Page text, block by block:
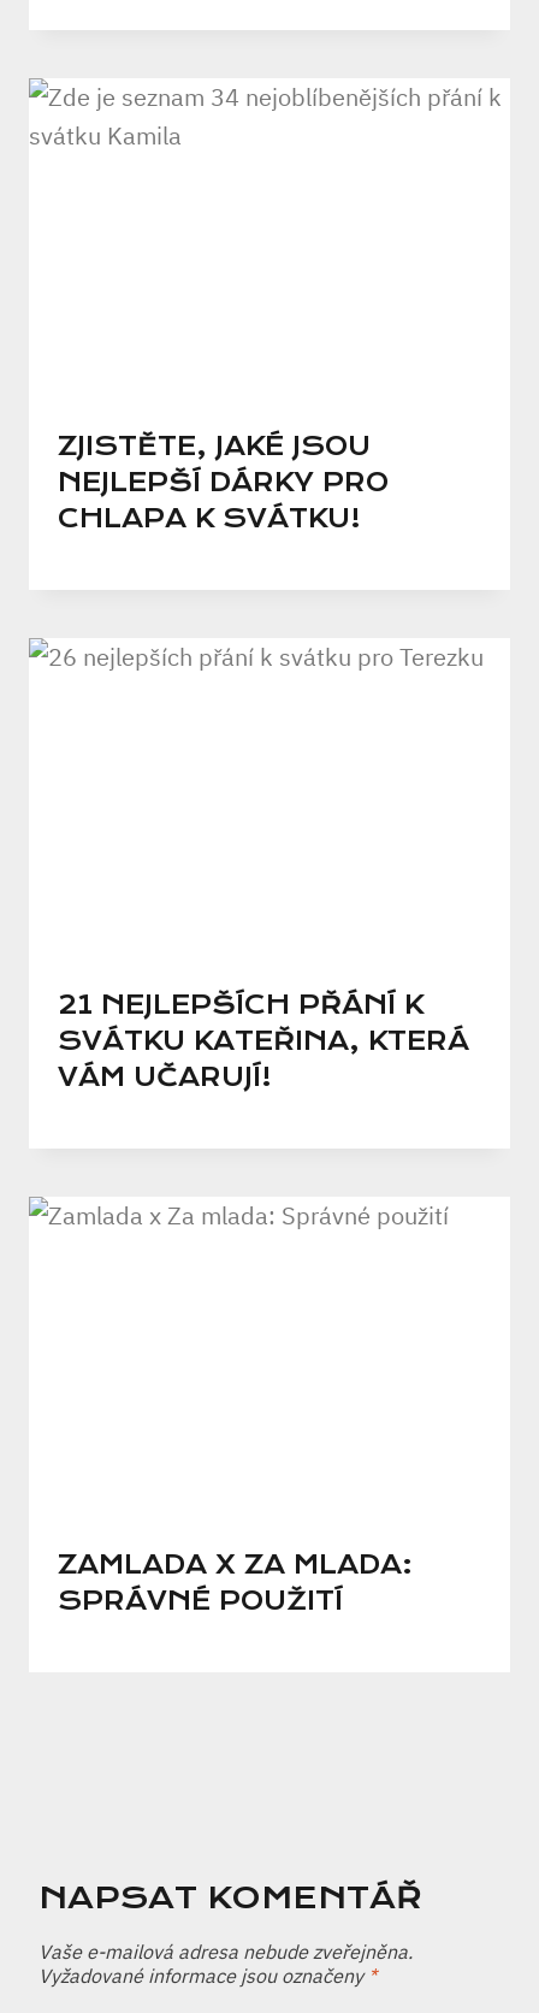
ZJISTĚTE, JAKÉ JSOU
NEJLEPŠÍ DÁRKY PRO
CHLAPA K SVÁTKU!
21 NEJLEPŠÍCH PŘÁNÍ K
SVÁTKU KATEŘINA, KTERÁ
VÁM UČARUJÍ!
ZAMLADA X ZA MLADA:
SPRÁVNÉ POUŽITÍ
NAPSAT KOMENTÁŘ
Vaše e-mailová adresa nebude zveřejněna.
Vyžadované informace jsou označeny *